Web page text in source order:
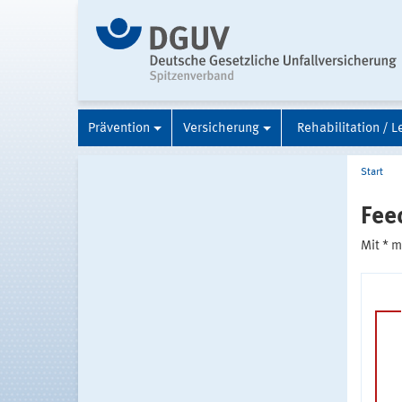
Prävention Versicherung Rehabilitation /
Start
Mit *